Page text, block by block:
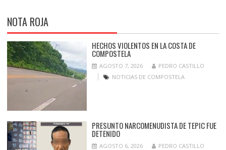
NOTA ROJA
HECHOS VIOLENTOS EN LA COSTA DE
COMPOSTELA
AGOSTO 7, 2026
PEDRO CASTILLO
NOTICIAS DE COMPOSTELA
PRESUNTO NARCOMENUDISTA DE TEPIC FUE
DETENIDO
AGOSTO 6, 2026
PEDRO CASTILLO